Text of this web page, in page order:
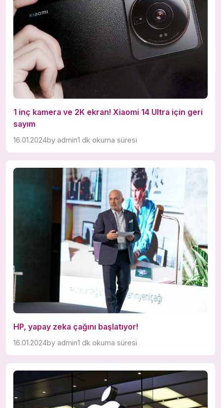
1 inç kamera ve 2K ekran! Xiaomi 14 Ultra için geri
sayım
16.01.2024by admin1 dk okuma süresi
HP, yapay zeka çağını başlatıyor!
16.01.2024by admin1 dk okuma süresi